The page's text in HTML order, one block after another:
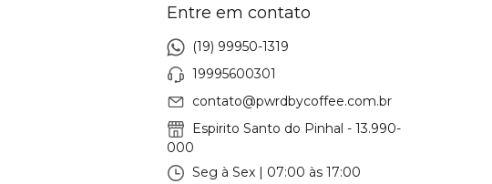
Entre em contato
(19) 99950-1319
19995600301
contato@pwrdbycoffee.com.br
Espirito Santo do Pinhal - 13.990-
000
Seg à Sex | 07:00 às 17:00